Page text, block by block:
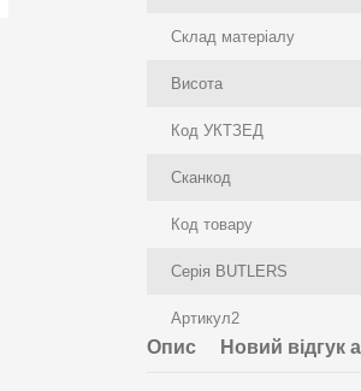
Склад матеріалу
Висота
Код УКТЗЕД
Сканкод
Код товару
Серія BUTLERS
Артикул2
Опис Новий відгук